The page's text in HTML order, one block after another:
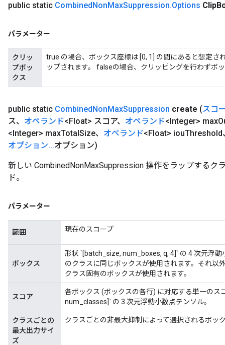
public static CombinedNonMaxSuppression.Options Clip
パラメーター
クリッ
プボッ
クス
true の場合、ボックス座標は [0, 1] の間にあると想定さ
ップされます。 falseの場合、クリッピングを行わずボ
public static CombinedNonMaxSuppression create (スコ
ス、 オペランド<Float> スコア、 オペランド<Integer> max
<Integer> maxTotalSize、 オペランド<Float> iouThreshold
オプション...オプション)
新しい CombinedNonMaxSuppression 操作をラップするク
ド。
パラメーター
範囲 現在のスコープ
ボックス
形状 `[batch_size, num_boxes, q, 4]` の 4 次元浮
のクラスに同じボックスが使用されます。それ以
クラス固有のボックスが使用されます。
スコア
各ボックス (ボックスの各行) に対応する単一の
num_classes]` の 3 次元浮動小数点テンソル。
クラスごとの
最大出力サイ
ズ
クラスごとの非最大抑制によって選択されるボッ